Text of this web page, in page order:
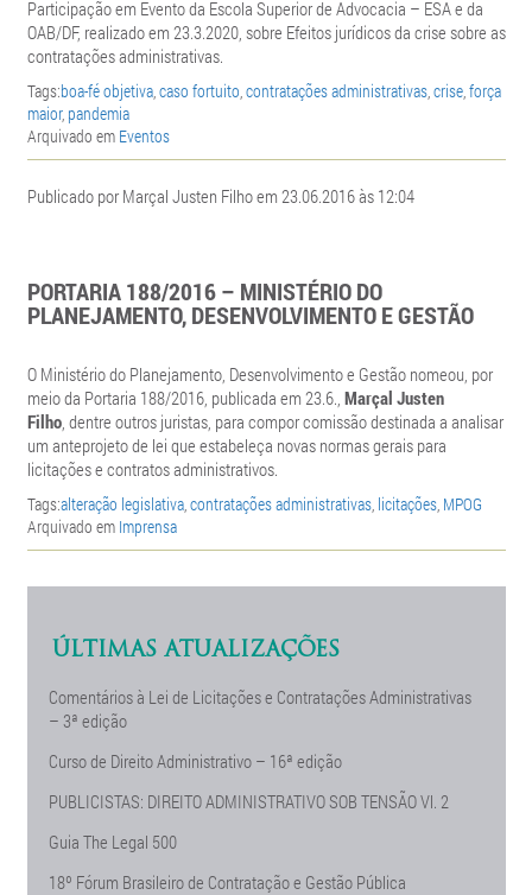
Participação em Evento da Escola Superior de Advocacia – ESAe da
OAB/DF, realizado em 23.3.2020, sobre Efeitos jurídicos da crise sobre as
contratações administrativas.
Tags:boa-fé objetiva,caso fortuito,contratações administrativas,crise,força
maior, pandemia
Arquivado em Eventos
Publicado por Marçal Justen Filho em 23.06.2016 às 12:04
PORTARIA 188/2016 – MINISTÉRIO DO
PLANEJAMENTO, DESENVOLVIMENTO E GESTÃO
O Ministério do Planejamento, Desenvolvimento e Gestão nomeou, por
meio da Portaria 188/2016, publicada em 23.6., Marçal Justen
Filho, dentre outros juristas, para compor comissão destinada a analisar
um anteprojeto de lei que estabeleça novas normas gerais para
licitações e contratos administrativos.
Tags:alteração legislativa,contratações administrativas, licitações, MPOG
Arquivado em Imprensa
ÚLTIMAS ATUALIZAÇÕES
Comentários à Lei de Licitações e Contratações Administrativas
– 3ª edição
Curso de Direito Administrativo – 16ª edição
PUBLICISTAS: DIREITO ADMINISTRATIVO SOB TENSÃO Vl. 2
Guia The Legal 500
18º Fórum Brasileiro de Contratação e Gestão Pública